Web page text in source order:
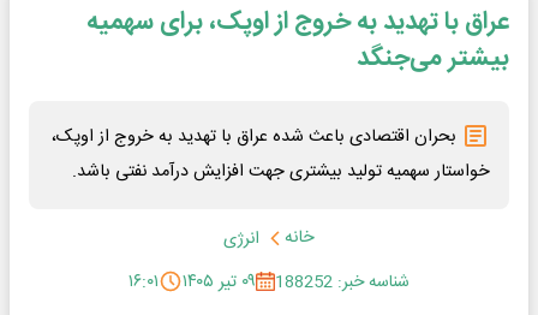
روزنامه ۱۷ مرداد
افزایش قیمت بلیت اتوبوس فصلی شد؟
عراق با تهدید به خروج از اوپک، برای سهمیه
بیشتر می‌جنگد
بحران اقتصادی باعث شده عراق با تهدید به خروج از اوپک،
خواستار سهمیه تولید بیشتری جهت افزایش درآمد نفتی باشد.
خانه
انرژی
شناسه خبر: 188252
۰۹ تیر ۱۴۰۵ ۱۶:۰۱